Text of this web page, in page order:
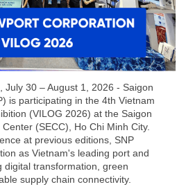
July 30 – August 1, 2026 - Saigon
is participating in the 4th Vietnam
(VILOG 2026) at the Saigon
(SECC), Ho Chi Minh City.
at previous editions, SNP
as Vietnam's leading port and
digital transformation, green
supply chain connectivity.